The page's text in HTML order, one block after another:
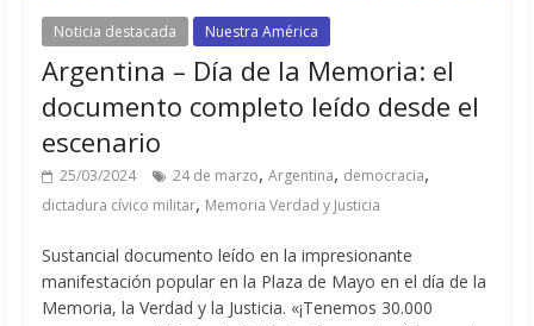
Noticia destacada Nuestra América
Argentina – Día de la Memoria: el
documento completo leído desde el
escenario
25/03/2024 24 de marzo, Argentina, democracia,
dictadura cívico militar, Memoria Verdad y Justicia
Sustancial documento leído en la impresionante
manifestación popular en la Plaza de Mayo en el día de la
Memoria, la Verdad y la Justicia. «¡Tenemos 30.000